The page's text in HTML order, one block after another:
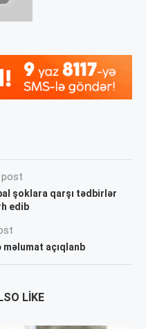
post
şoklara qarşı tədbirlər
edib
açıqlanb
LIKE